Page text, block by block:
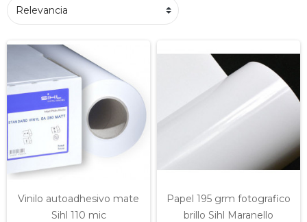
Vinilo autoadhesivo mate
Sihl 110 mic
Papel 195 grm fotografico
brillo Sihl Maranello